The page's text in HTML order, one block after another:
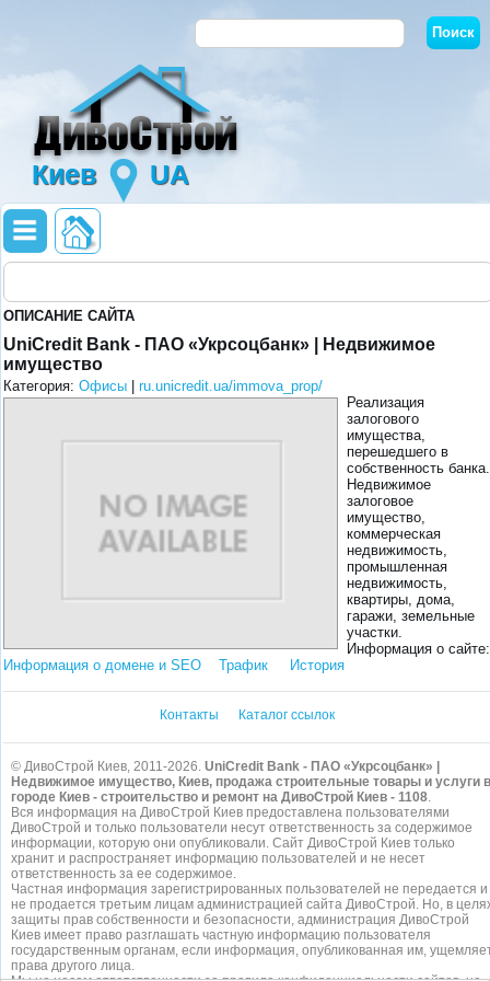
Киев UA
ОПИСАНИЕ САЙТА
UniCredit Bank - ПАО «Укрсоцбанк» | Недвижимое
имущество
Категория: Офисы
ru.unicredit.ua/immova_prop/
Реализация
залогового
имущества,
перешедшего в
собственность банка.
Недвижимое
залоговое
имущество,
коммерческая
недвижимость,
промышленная
недвижимость,
квартиры, дома,
гаражи, земельные
участки.
Информация о сайте:
Информация о домене и SEO
Трафик История
Контакты Каталог ссылок
© ДивоСтрой Киев, 2011-2026. UniCredit Bank - ПАО «Укрсоцбанк» |
Недвижимое имущество, Киев, продажа строительные товары и услуги в
городе Киев - строительство и ремонт на ДивоСтрой Киев - 1108.
Вся информация на ДивоСтрой Киев предоставлена пользователями
ДивоСтрой и только пользователи несут ответственность за содержимое
информации, которую они опубликовали. Сайт ДивоСтрой Киев только
хранит и распространяет информацию пользователей и не несет
ответственность за ее содержимое.
Частная информация зарегистрированных пользователей не передается и
не продается третьим лицам администрацией сайта ДивоСтрой. Но, в
защиты прав собственности и безопасности, администрация ДивоСтрой
Киев имеет право разглашать частную информацию пользователя
государственным органам, если информация, опубликованная им,
права другого лица.